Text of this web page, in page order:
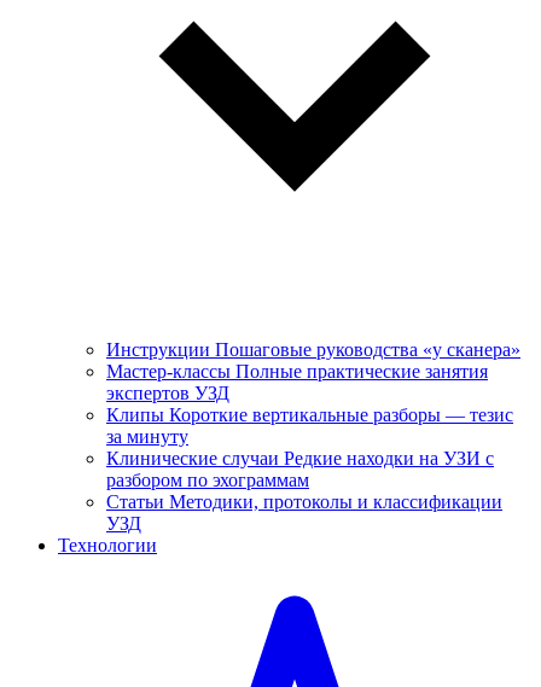
Инструкции Пошаговые руководства «у сканера»
Мастер-классы Полные практические занятия
экспертов УЗД
Клипы Короткие вертикальные разборы — тезис
за минуту
Клинические случаи Редкие находки на УЗИ с
разбором по эхограммам
Статьи Методики, протоколы и классификации
УЗД
Технологии